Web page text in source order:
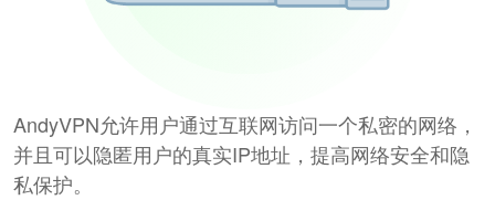
AndyVPN允许用户通过互联网访问一个私密的网络，
并且可以隐匿用户的真实IP地址，提高网络安全和隐
私保护。